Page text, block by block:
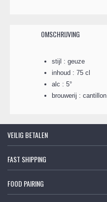
OMSCHRIJVING
stijl : geuze
inhoud : 75 cl
alc : 5°
brouwerij : cantillon
VEILIG BETALEN
FAST SHIPPING
FOOD PAIRING